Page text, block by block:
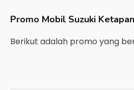
Promo Mobil Suzuki
Berikut adalah promo yang